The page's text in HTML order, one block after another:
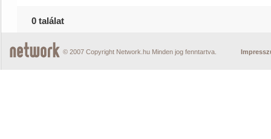
0 találat
© 2007 Copyright Network.hu Minden jog fenntartva.